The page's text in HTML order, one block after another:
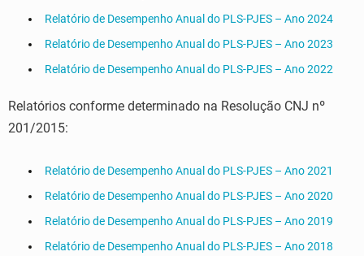
Relatório de Desempenho Anual do PLS-PJES – Ano 2024
Relatório de Desempenho Anual do PLS-PJES – Ano 2023
Relatório de Desempenho Anual do PLS-PJES – Ano 2022
Relatórios conforme determinado na Resolução CNJ nº
201/2015:
Relatório de Desempenho Anual do PLS-PJES – Ano 2021
Relatório de Desempenho Anual do PLS-PJES – Ano 2020
Relatório de Desempenho Anual do PLS-PJES – Ano 2019
Relatório de Desempenho Anual do PLS-PJES – Ano 2018